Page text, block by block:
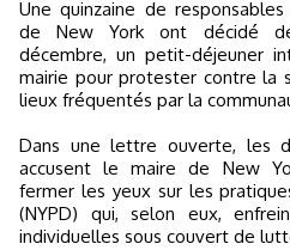
Une quinzaine de responsables d’associations musulmanes
de New York ont décidé
décembre, un petit-déjeuner
mairie pour protester contre la
lieux fréquentés par la
Dans une lettre ouverte, les
accusent le maire de New
fermer les yeux sur les
(NYPD) qui, selon eux,
individuelles sous couvert de